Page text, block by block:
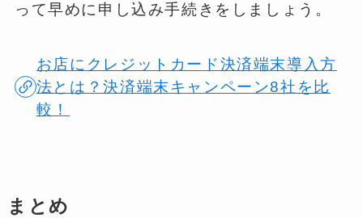
って早めに申し込み手続きをしましょう。
お店にクレジットカード決済端末導入方
法とは？決済端末キャンペーン8社を比
較！
まとめ